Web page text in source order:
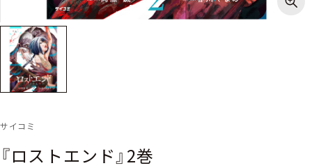
サイコミ
『ロストエンド』2巻